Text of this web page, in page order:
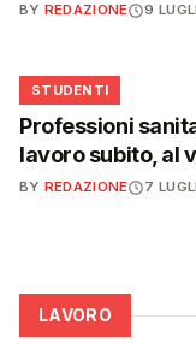
BY REDAZIONE 9
🎓
STUDENTI
Professioni
lavoro subito, al
BY REDAZIONE 7
LAVORO